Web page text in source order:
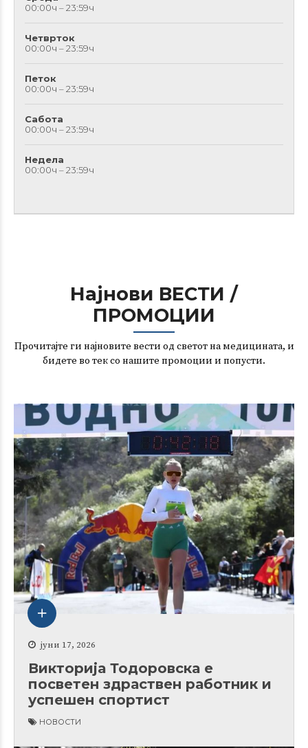
00:00ч – 23:59ч
Четврток
00:00ч – 23:59ч
Петок
00:00ч – 23:59ч
Сабота
00:00ч – 23:59ч
Недела
00:00ч – 23:59ч
Најнови ВЕСТИ /
ПРОМОЦИИ
Прочитајте ги најновите вести од светот на медицината, и
бидете во тек со нашите промоции и попусти.
јуни 17, 2026
Викторија Тодоровска е
посветен здраствен работник и
успешен спортист
НОВОСТИ